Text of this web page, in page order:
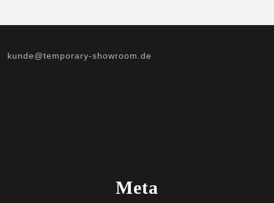
kunde@temporary-showroom.de
Meta